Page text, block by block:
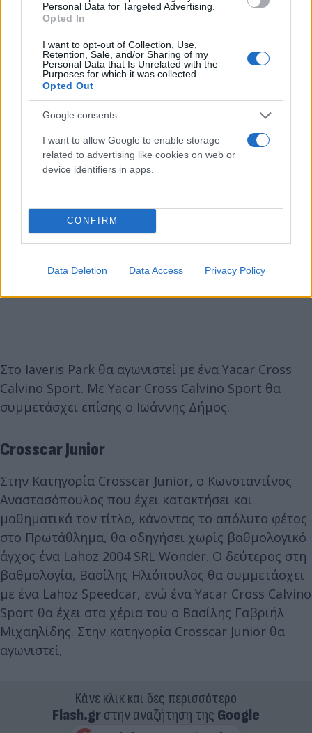
Personal Data for Targeted Advertising.
Opted In
I want to opt-out of Collection, Use,
Retention, Sale, and/or Sharing of my
Personal Data that Is Unrelated with the
Purposes for which it was collected.
Opted Out
Google consents
I want to allow Google to enable storage
related to advertising like cookies on web or
device identifiers in apps.
CONFIRM
Data Deletion Data Access Privacy Policy
Στο Iaveris Park θα αγωνιστεί με ένα Yacar Cross
Calvino Sport. Με Yacar Cross Calvino Sport θα
συμμετάσχει επίσης ο Ιωάννης Δήμος.
Crosscar Junior
Στην Κατηγορία Crosscar Junior, ο Κωνσταντίνος
Αναστασόπουλος που έχει κατακτήσει και
μαθηματικά τον τίτλο, κάνοντας το απόλυτο φέτος
στο Πρωτάθλημα, θα οδηγήσει χωρίς βαθμολογικό
άγχος ένα Lahoz 2004 SRL Wonder. Ο δεύτερος στη
βαθμολογία, Βασίλης Ηλιόπουλος θα συμμετάσχει
με ένα Lahoz Speedcar, ενώ ένα Yacar Cross Calvino
Sport θα έχει στα χέρια του ο Βασίλης Γαβριήλ
Μιχαηλίδης. Στην κατηγορία Crosscar Junior θα
αγωνιστεί,
Κάνε κλικ και δες περισσότερο
Flash.grστην αναζήτηση της Google